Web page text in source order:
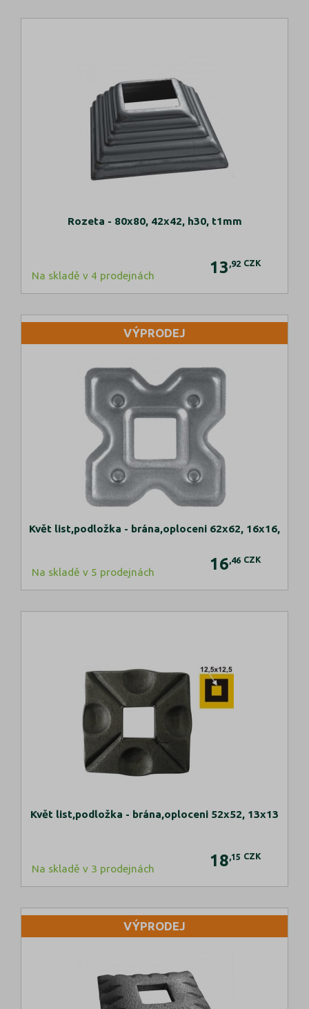
Rozeta - 80x80, 42x42, h30, t1mm
Na skladě v 4 prodejnách 13 ,92 CZK
VÝPRODEJ
Květ list,podložka - brána,oploceni 62x62, 16x16,
Na skladě v 5 prodejnách 16 ,46 CZK
Květ list,podložka - brána,oploceni 52x52, 13x13
Na skladě v 3 prodejnách 18 ,15 CZK
VÝPRODEJ